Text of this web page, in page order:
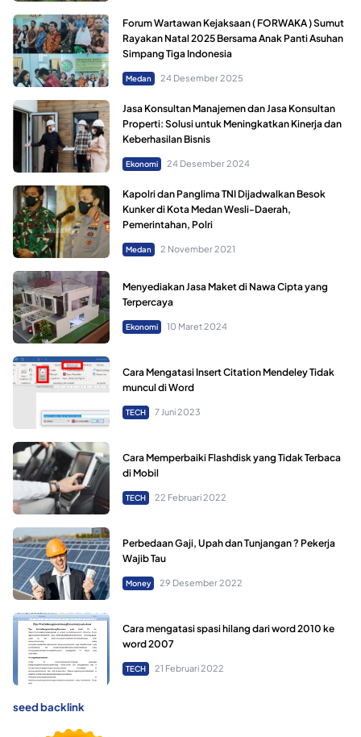
‎Forum Wartawan Kejaksaan ( FORWAKA ) Sumut
Rayakan Natal 2025 Bersama Anak Panti Asuhan
Simpang Tiga Indonesia
Medan 24 Desember 2025
Jasa Konsultan Manajemen dan Jasa Konsultan
Properti: Solusi untuk Meningkatkan Kinerja dan
Keberhasilan Bisnis
Ekonomi 24 Desember 2024
Kapolri dan Panglima TNI Dijadwalkan Besok
Kunker di Kota Medan Wesli-Daerah,
Pemerintahan, Polri
Medan 2 November 2021
Menyediakan Jasa Maket di Nawa Cipta yang
Terpercaya
Ekonomi 10 Maret 2024
Cara Mengatasi Insert Citation Mendeley Tidak
muncul di Word
TECH 7 Juni 2023
Cara Memperbaiki Flashdisk yang Tidak Terbaca
di Mobil
TECH 22 Februari 2022
Perbedaan Gaji, Upah dan Tunjangan ? Pekerja
Wajib Tau
Money 29 Desember 2022
Cara mengatasi spasi hilang dari word 2010 ke
word 2007
TECH 21 Februari 2022
seed backlink